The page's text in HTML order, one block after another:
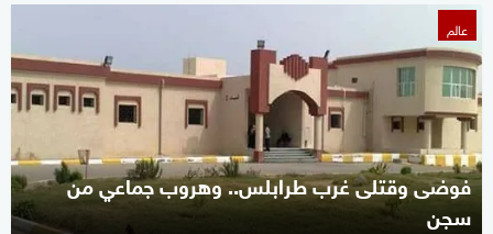
عالم
فوضى وقتلى غرب طرابلس.. وهروب جماعي من
سجن